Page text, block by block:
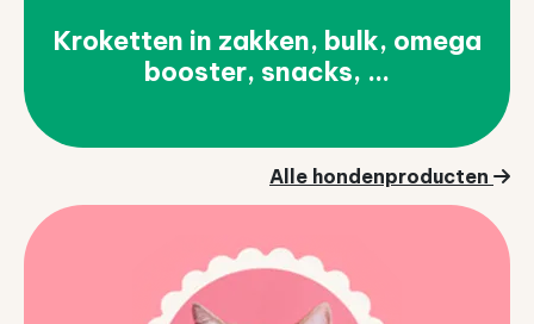
Kroketten in zakken, bulk, omega
booster, snacks, ...
Alle hondenproducten